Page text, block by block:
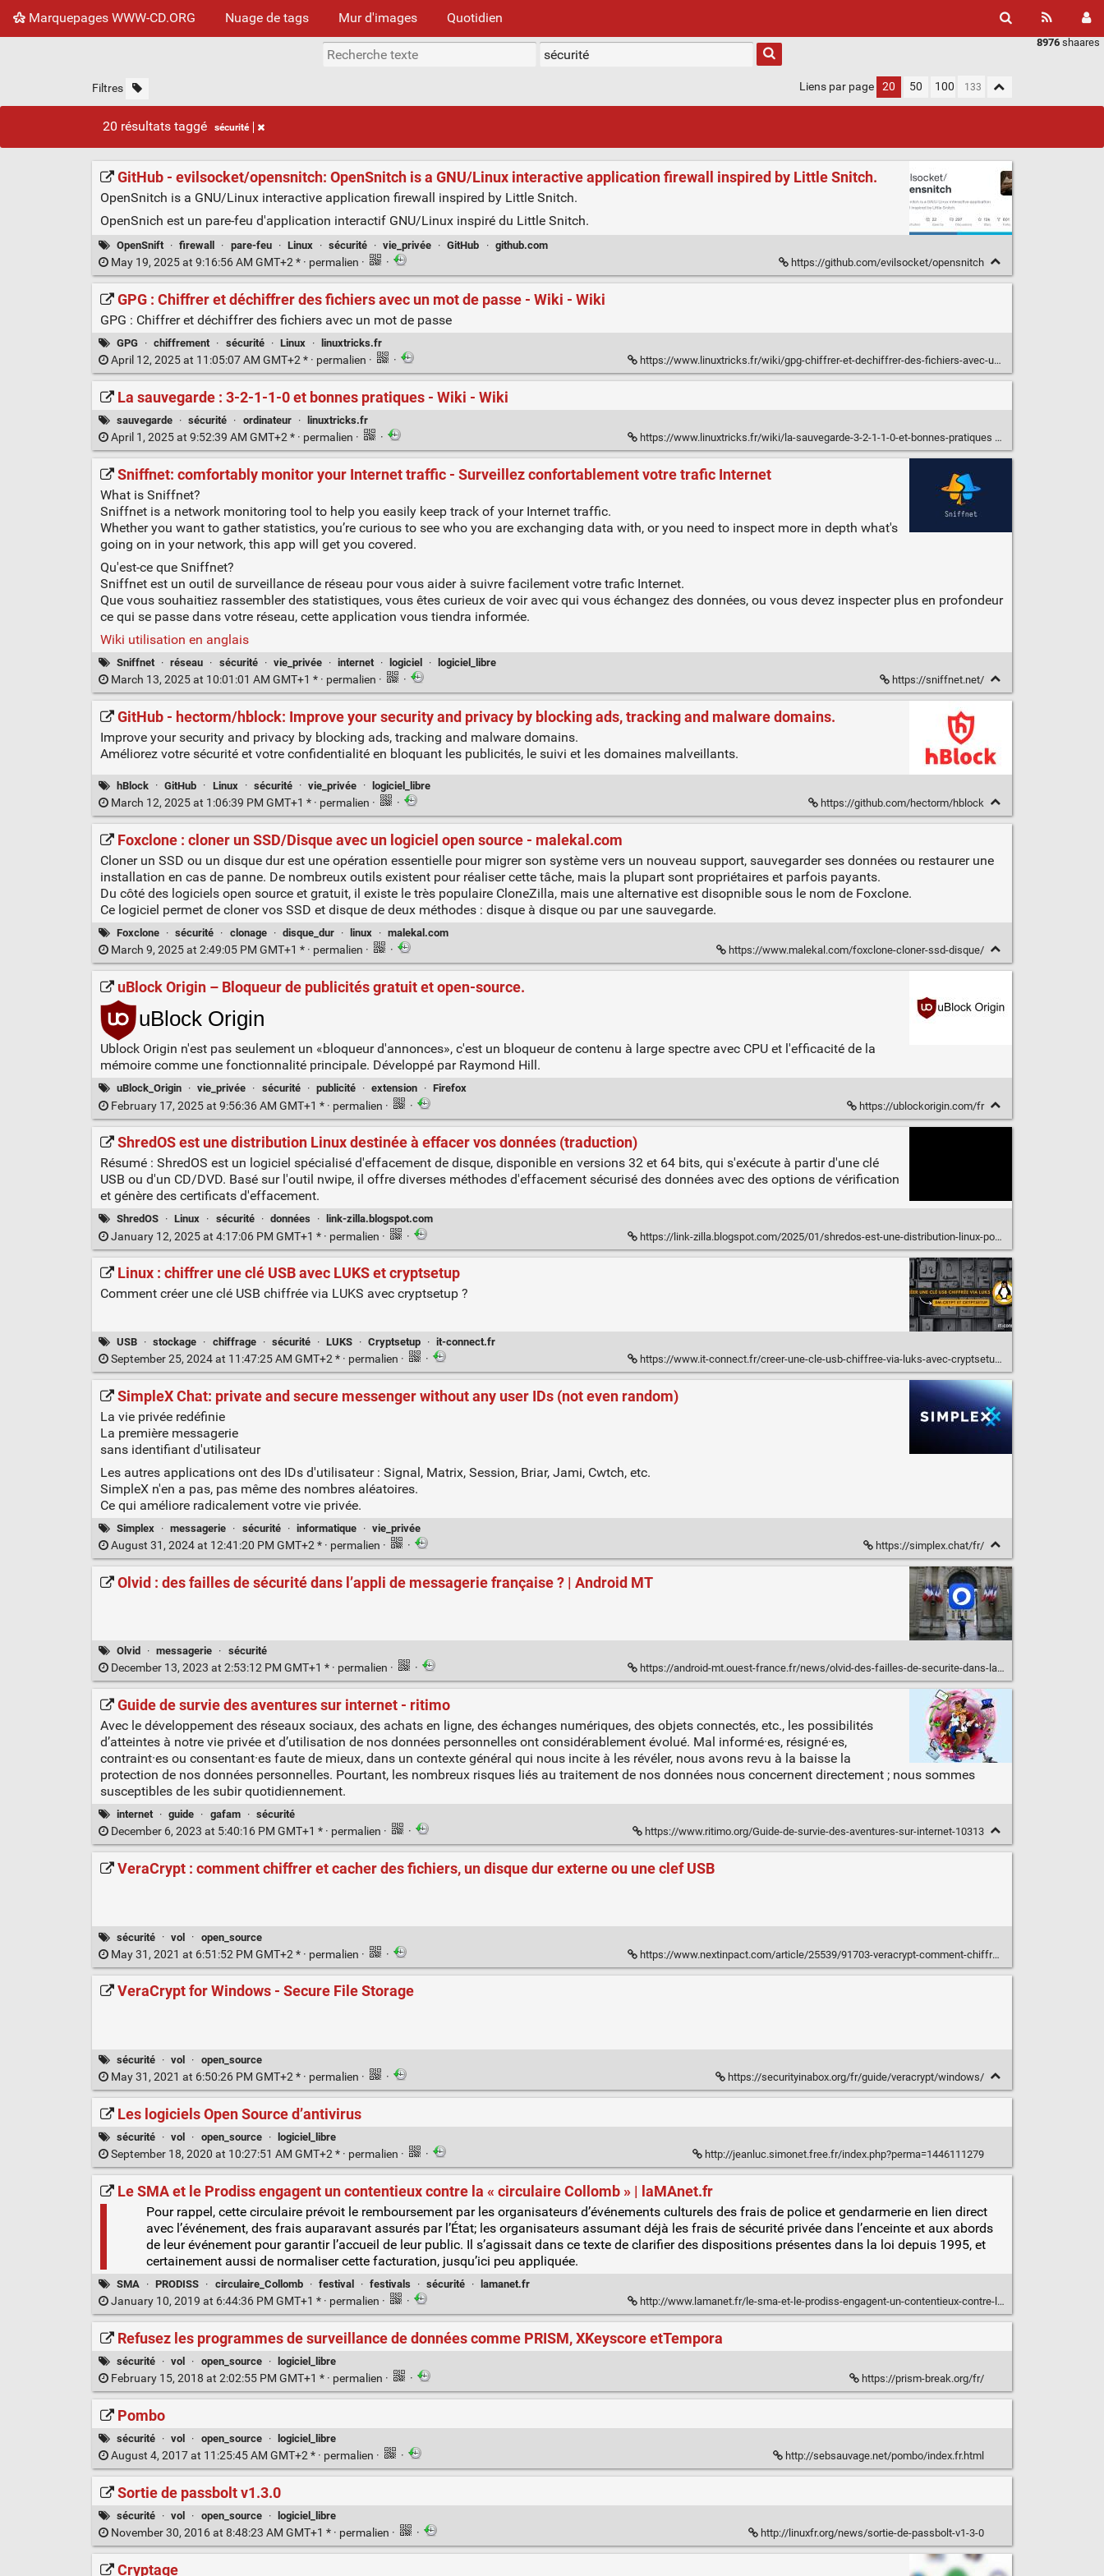
Marquepages WWW-CD.ORG Nuage de tags Mur d'images Quotidien
8976 shaares
Filtres Liens par page 20 50 100
20 résultats taggé sécurité
GitHub - evilsocket/opensnitch: OpenSnitch is a GNU/Linux interactive application firewall inspired by Little Snitch.
OpenSnitch is a GNU/Linux interactive application firewall inspired by Little Snitch.
OpenSnich est un pare-feu d'application interactif GNU/Linux inspiré du Little Snitch.
OpenSnift · firewall · pare-feu · Linux · sécurité · vie_privée · GitHub · github.com
May 19, 2025 at 9:16:56 AM GMT+2 * · permalien · · https://github.com/evilsocket/opensnitch
GPG : Chiffrer et déchiffrer des fichiers avec un mot de passe - Wiki - Wiki
GPG : Chiffrer et déchiffrer des fichiers avec un mot de passe
GPG · chiffrement · sécurité · Linux · linuxtricks.fr
April 12, 2025 at 11:05:07 AM GMT+2 * · permalien · · https://www.linuxtricks.fr/wiki/gpg-chiffrer-et-dechiffrer-des-fichiers-avec-un-mot-de-passe
La sauvegarde : 3-2-1-1-0 et bonnes pratiques - Wiki - Wiki
sauvegarde · sécurité · ordinateur · linuxtricks.fr
April 1, 2025 at 9:52:39 AM GMT+2 * · permalien · · https://www.linuxtricks.fr/wiki/la-sauvegarde-3-2-1-1-0-et-bonnes-pratiques
Sniffnet: comfortably monitor your Internet traffic - Surveillez confortablement votre trafic Internet
What is Sniffnet?
Sniffnet is a network monitoring tool to help you easily keep track of your Internet traffic.
Whether you want to gather statistics, you’re curious to see who you are exchanging data with, or you need to inspect more in depth what's
going on in your network, this app will get you covered.
Qu'est-ce que Sniffnet?
Sniffnet est un outil de surveillance de réseau pour vous aider à suivre facilement votre trafic Internet.
Que vous souhaitiez rassembler des statistiques, vous êtes curieux de voir avec qui vous échangez des données, ou vous devez inspecter plus en profondeur
ce qui se passe dans votre réseau, cette application vous tiendra informée.
Wiki utilisation en anglais
Sniffnet · réseau · sécurité · vie_privée · internet · logiciel · logiciel_libre
March 13, 2025 at 10:01:01 AM GMT+1 * · permalien · · https://sniffnet.net/
GitHub - hectorm/hblock: Improve your security and privacy by blocking ads, tracking and malware domains.
Improve your security and privacy by blocking ads, tracking and malware domains.
Améliorez votre sécurité et votre confidentialité en bloquant les publicités, le suivi et les domaines malveillants.
hBlock · GitHub · Linux · sécurité · vie_privée · logiciel_libre
March 12, 2025 at 1:06:39 PM GMT+1 * · permalien · · https://github.com/hectorm/hblock
Foxclone : cloner un SSD/Disque avec un logiciel open source - malekal.com
Cloner un SSD ou un disque dur est une opération essentielle pour migrer son système vers un nouveau support, sauvegarder ses données ou restaurer une
installation en cas de panne. De nombreux outils existent pour réaliser cette tâche, mais la plupart sont propriétaires et parfois payants.
Du côté des logiciels open source et gratuit, il existe le très populaire CloneZilla, mais une alternative est disopnible sous le nom de Foxclone.
Ce logiciel permet de cloner vos SSD et disque de deux méthodes : disque à disque ou par une sauvegarde.
Foxclone · sécurité · clonage · disque_dur · linux · malekal.com
March 9, 2025 at 2:49:05 PM GMT+1 * · permalien · · https://www.malekal.com/foxclone-cloner-ssd-disque/
uBlock Origin – Bloqueur de publicités gratuit et open-source.
Ublock Origin n'est pas seulement un «bloqueur d'annonces», c'est un bloqueur de contenu à large spectre avec CPU et l'efficacité de la
mémoire comme une fonctionnalité principale. Développé par Raymond Hill.
uBlock_Origin · vie_privée · sécurité · publicité · extension · Firefox
February 17, 2025 at 9:56:36 AM GMT+1 * · permalien · · https://ublockorigin.com/fr
ShredOS est une distribution Linux destinée à effacer vos données (traduction)
Résumé : ShredOS est un logiciel spécialisé d'effacement de disque, disponible en versions 32 et 64 bits, qui s'exécute à partir d'une clé
USB ou d'un CD/DVD. Basé sur l'outil nwipe, il offre diverses méthodes d'effacement sécurisé des données avec des options de vérification
et génère des certificats d'effacement.
ShredOS · Linux · sécurité · données · link-zilla.blogspot.com
January 12, 2025 at 4:17:06 PM GMT+1 * · permalien · · https://link-zilla.blogspot.com/2025/01/shredos-est-une-distribution-linux-pour-effacer-vos-donnees.html
Linux : chiffrer une clé USB avec LUKS et cryptsetup
Comment créer une clé USB chiffrée via LUKS avec cryptsetup ?
USB · stockage · chiffrage · sécurité · LUKS · Cryptsetup · it-connect.fr
September 25, 2024 at 11:47:25 AM GMT+2 * · permalien · · https://www.it-connect.fr/creer-une-cle-usb-chiffree-via-luks-avec-cryptsetup/
SimpleX Chat: private and secure messenger without any user IDs (not even random)
La vie privée redéfinie
La première messagerie
sans identifiant d'utilisateur
Les autres applications ont des IDs d'utilisateur : Signal, Matrix, Session, Briar, Jami, Cwtch, etc.
SimpleX n'en a pas, pas même des nombres aléatoires.
Ce qui améliore radicalement votre vie privée.
Simplex · messagerie · sécurité · informatique · vie_privée
August 31, 2024 at 12:41:20 PM GMT+2 * · permalien · · https://simplex.chat/fr/
Olvid : des failles de sécurité dans l’appli de messagerie française ? | Android MT
Olvid · messagerie · sécurité
December 13, 2023 at 2:53:12 PM GMT+1 * · permalien · · https://android-mt.ouest-france.fr/news/olvid-des-failles-de-securite-dans-lappli-de-messagerie-francaise/154185/
Guide de survie des aventures sur internet - ritimo
Avec le développement des réseaux sociaux, des achats en ligne, des échanges numériques, des objets connectés, etc., les possibilités
d’atteintes à notre vie privée et d’utilisation de nos données personnelles ont considérablement évolué. Mal informé·es, résigné·es,
contraint·es ou consentant·es faute de mieux, dans un contexte général qui nous incite à les révéler, nous avons revu à la baisse la
protection de nos données personnelles. Pourtant, les nombreux risques liés au traitement de nos données nous concernent directement ; nous sommes
susceptibles de les subir quotidiennement.
internet · guide · gafam · sécurité
December 6, 2023 at 5:40:16 PM GMT+1 * · permalien · · https://www.ritimo.org/Guide-de-survie-des-aventures-sur-internet-10313
VeraCrypt : comment chiffrer et cacher des fichiers, un disque dur externe ou une clef USB
sécurité · vol · open_source
May 31, 2021 at 6:51:52 PM GMT+2 * · permalien · · https://www.nextinpact.com/article/25539/91703-veracrypt-comment-chiffrer-et-cacher-fichiers-disque-dur-externe-ou-clef-usb
VeraCrypt for Windows - Secure File Storage
sécurité · vol · open_source
May 31, 2021 at 6:50:26 PM GMT+2 * · permalien · · https://securityinabox.org/fr/guide/veracrypt/windows/
Les logiciels Open Source d’antivirus
sécurité · vol · open_source · logiciel_libre
September 18, 2020 at 10:27:51 AM GMT+2 * · permalien · · http://jeanluc.simonet.free.fr/index.php?perma=1446111279
Le SMA et le Prodiss engagent un contentieux contre la « circulaire Collomb » | laMAnet.fr
Pour rappel, cette circulaire prévoit le remboursement par les organisateurs d’événements culturels des frais de police et gendarmerie en lien direct
avec l’événement, des frais auparavant assurés par l’État; les organisateurs assumant déjà les frais de sécurité privée dans l’enceinte et aux abords
de leur événement pour garantir l’accueil de leur public. Il s’agissait dans ce texte de clarifier des dispositions présentes dans la loi depuis 1995, et
certainement aussi de normaliser cette facturation, jusqu’ici peu appliquée.
SMA · PRODISS · circulaire_Collomb · festival · festivals · sécurité · lamanet.fr
January 10, 2019 at 6:44:36 PM GMT+1 * · permalien · · http://www.lamanet.fr/le-sma-et-le-prodiss-engagent-un-contentieux-contre-la-circulaire-collomb/
Refusez les programmes de surveillance de données comme PRISM, XKeyscore etTempora
sécurité · vol · open_source · logiciel_libre
February 15, 2018 at 2:02:55 PM GMT+1 * · permalien · · https://prism-break.org/fr/
Pombo
sécurité · vol · open_source · logiciel_libre
August 4, 2017 at 11:25:45 AM GMT+2 * · permalien · · http://sebsauvage.net/pombo/index.fr.html
Sortie de passbolt v1.3.0
sécurité · vol · open_source · logiciel_libre
November 30, 2016 at 8:48:23 AM GMT+1 * · permalien · · http://linuxfr.org/news/sortie-de-passbolt-v1-3-0
Cryptage